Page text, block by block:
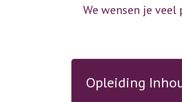
We wensen je
Opleiding